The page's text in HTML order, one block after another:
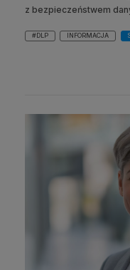
z bezpieczeństwem
#DLP INFORMACJA